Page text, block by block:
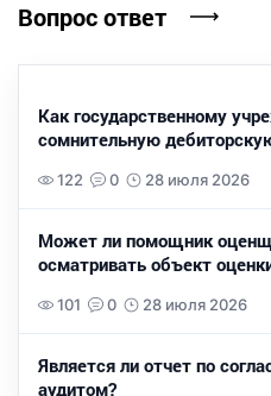
Вопрос ответ
Как государственному
сомнительную
122 0 28 июля 2026
Может ли помощник
осматривать объект
101 0 28 июля 2026
Является ли отчет по
аудитом?